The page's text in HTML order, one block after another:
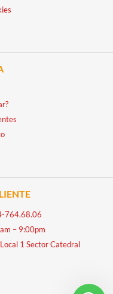
764.68.06
– 9:00pm
1 Sector Catedral